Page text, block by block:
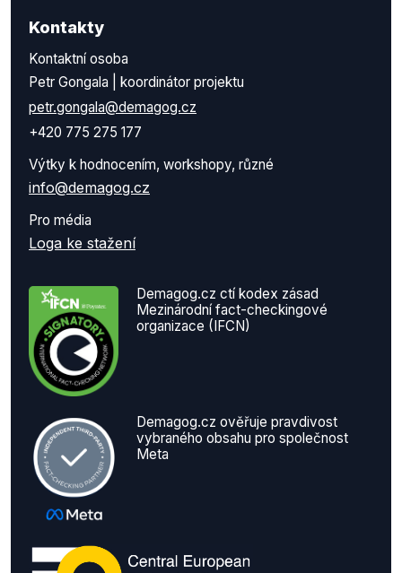
Kontakty
Kontaktní osoba
Petr Gongala | koordinátor projektu
petr.gongala@demagog.cz
+420 775 275 177
Výtky k hodnocením, workshopy, různé
info@demagog.cz
Pro média
Loga ke stažení
Demagog.cz ctí kodex zásad
Mezinárodní fact-checkingové
organizace (IFCN)
Demagog.cz ověřuje pravdivost
vybraného obsahu pro společnost
Meta